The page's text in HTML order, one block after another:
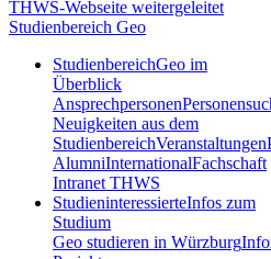
Studienbereich Geo
StudienbereichGeo im
Überblick
Ansprechpersonen
Neuigkeiten aus dem
StudienbereichVeranstaltungen
AlumniInternationalFachschaft
Intranet THWS
StudieninteressierteInfos zum
Studium
Geo studieren in Würzburg